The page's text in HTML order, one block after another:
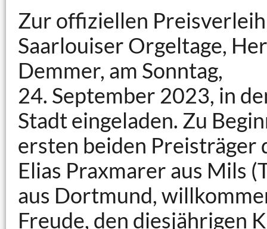
Zur offiziellen
Saarlouiser Orgeltage,
Demmer, am Sonntag,
24. September 2023, in
Stadt eingeladen. Zu
ersten beiden
Elias Praxmarer aus Mils
aus Dortmund,
Freude, den diesjährigen